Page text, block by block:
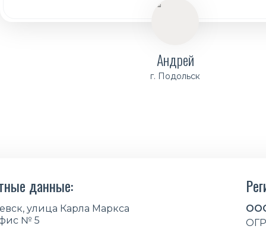
Андрей
г. Подольск
данные:
улица Карла Маркса
№ 5